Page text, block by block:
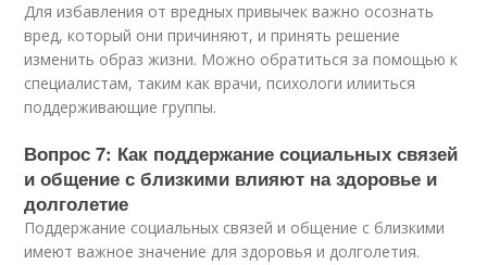
Для избавления от вредных привычек важно осознать
вред, который они причиняют, и принять решение
изменить образ жизни. Можно обратиться за помощью к
специалистам, таким как врачи, психологи илииться
поддерживающие группы.
Вопрос 7: Как поддержание социальных связей
и общение с близкими влияют на здоровье и
долголетие
Поддержание социальных связей и общение с близкими
имеют важное значение для здоровья и долголетия.